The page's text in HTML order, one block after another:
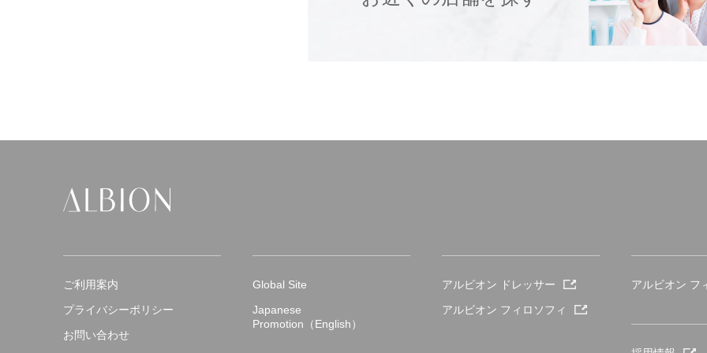
ご利用案内
プライバシーポリシー
お問い合わせ
Global Site
Japanese
Promotion（English）
アルビオン ドレッサー
アルビオン フィロソフィ
アルビオン フ